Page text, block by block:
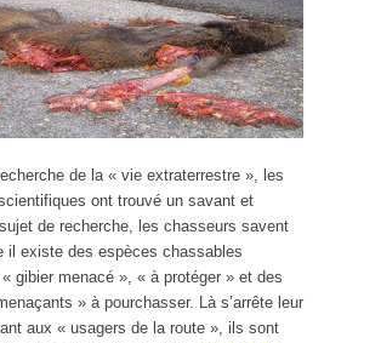
de la « vie extraterrestre », les
ont trouvé un savant et
de recherche, les chasseurs savent
il existe des espèces chassables
gibier menacé », « à protéger » et des
» à pourchasser. Là s’arrête leur
aux « usagers de la route », ils sont